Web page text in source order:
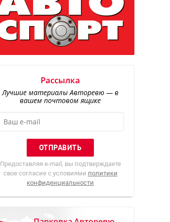
Рассылка
Лучшие материалы Авторевю — в
вашем почтовом ящике
Предоставляя e-mail, вы подтверждаете
свое согласие с условиями политики
конфиденциальности